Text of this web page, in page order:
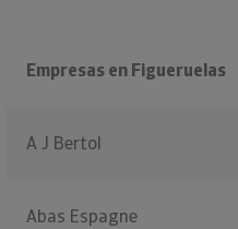
Empresas en Figueruelas
A J Bertol
Abas Espagne